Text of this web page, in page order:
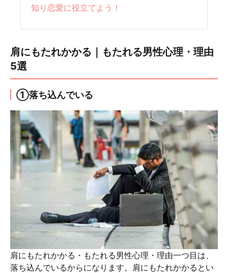
知り恋愛に役立てよう！
肩にもたれかかる｜もたれる男性心理・理由
5選
①落ち込んでいる
肩にもたれかかる・もたれる男性心理・理由一つ目は、
落ち込んでいるからになります。肩にもたれかかるとい